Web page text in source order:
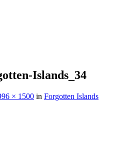
Islands_34
× 1500 in Forgotten Islands